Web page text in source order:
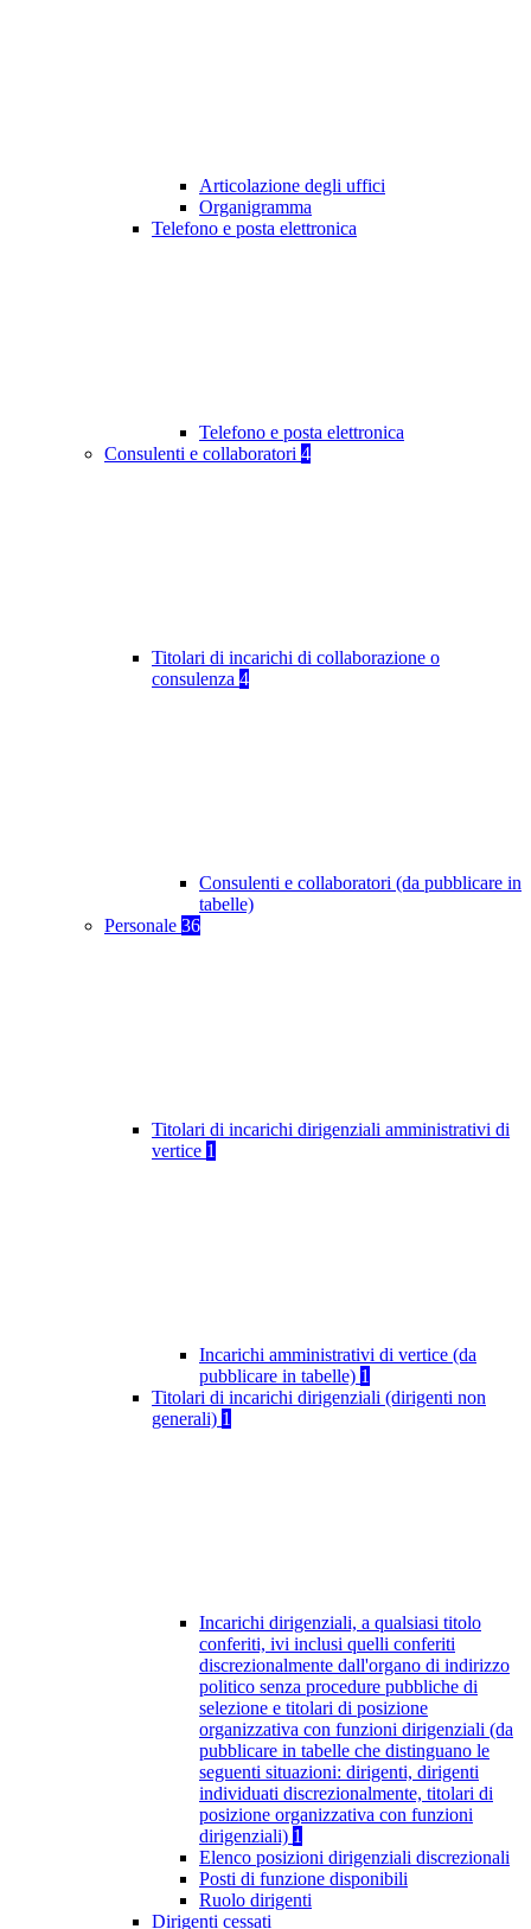
Articolazione degli uffici
Organigramma
Telefono e posta elettronica
Telefono e posta elettronica
Consulenti e collaboratori 4
Titolari di incarichi di collaborazione o
consulenza 4
Consulenti e collaboratori (da pubblicare in
tabelle)
Personale 36
Titolari di incarichi dirigenziali amministrativi di
vertice 1
Incarichi amministrativi di vertice (da
pubblicare in tabelle) 1
Titolari di incarichi dirigenziali (dirigenti non
generali) 1
Incarichi dirigenziali, a qualsiasi titolo
conferiti, ivi inclusi quelli conferiti
discrezionalmente dall'organo di indirizzo
politico senza procedure pubbliche di
selezione e titolari di posizione
organizzativa con funzioni dirigenziali (da
pubblicare in tabelle che distinguano le
seguenti situazioni: dirigenti, dirigenti
individuati discrezionalmente, titolari di
posizione organizzativa con funzioni
dirigenziali) 1
Elenco posizioni dirigenziali discrezionali
Posti di funzione disponibili
Ruolo dirigenti
Dirigenti cessati